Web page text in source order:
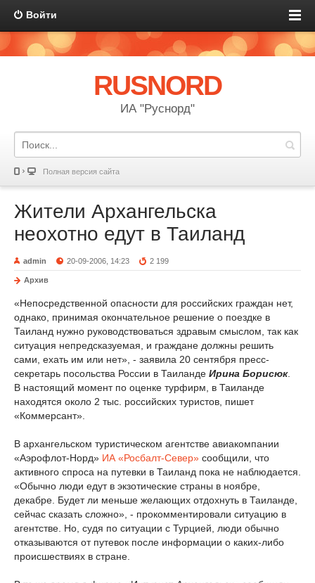
Войти
RUSNORD
ИА "Руснорд"
Полная версия сайта
Жители Архангельска
неохотно едут в Таиланд
admin 20-09-2006, 14:23 2 199
Архив
«Непосредственной опасности для российских граждан нет,
однако, принимая окончательное решение о поездке в
Таиланд нужно руководствоваться здравым смыслом, так как
ситуация непредсказуемая, и граждане должны решить
сами, ехать им или нет», - заявила 20 сентября пресс-
секретарь посольства России в Таиланде Ирина Борисюк.
В настоящий момент по оценке турфирм, в Таиланде
находятся около 2 тыс. российских туристов, пишет
«Коммерсант».
В архангельском туристическом агентстве авиакомпании
«Аэрофлот-Норд» ИА «Росбалт-Север» сообщили, что
активного спроса на путевки в Таиланд пока не наблюдается.
«Обычно люди едут в экзотические страны в ноябре,
декабре. Будет ли меньше желающих отдохнуть в Таиланде,
сейчас сказать сложно», - прокомментировали ситуацию в
агентстве. Но, судя по ситуации с Турцией, люди обычно
отказываются от путевок после информации о каких-либо
происшествиях в стране.